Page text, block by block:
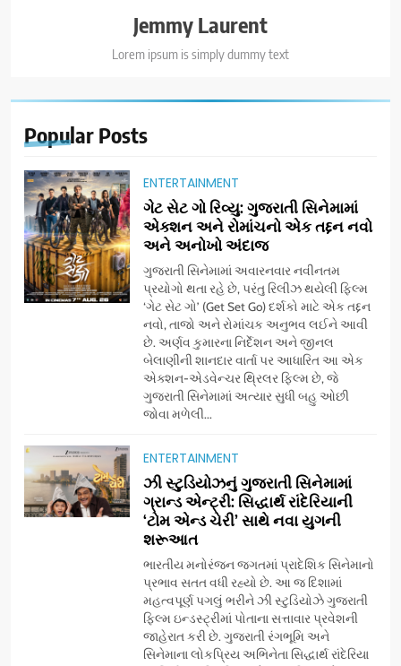
Jemmy Laurent
Lorem ipsum is simply dummy text
Popular Posts
ENTERTAINMENT
ગેટ સેટ ગો રિવ્યુ: ગુજરાતી સિનેમામાં
એક્શન અને રોમાંચનો એક તદ્દન નવો
અને અનોખો અંદાજ
ગુજરાતી સિનેમામાં અવારનવાર નવીનતમ
પ્રયોગો થતા રહે છે, પરંતુ રિલીઝ થયેલી ફિલ્મ
‘ગેટ સેટ ગો’ (Get Set Go) દર્શકો માટે એક તદ્દન
નવો, તાજો અને રોમાંચક અનુભવ લઈને આવી
છે. અર્ણવ કુમારના નિર્દેશન અને જીનલ
બેલાણીની શાનદાર વાર્તા પર આધારિત આ એક
એક્શન-એડવેન્ચર થ્રિલર ફિલ્મ છે, જે
ગુજરાતી સિનેમામાં અત્યાર સુધી બહુ ઓછી
જોવા મળેલી...
ENTERTAINMENT
ઝી સ્ટુડિયોઝનું ગુજરાતી સિનેમામાં
ગ્રાન્ડ એન્ટ્રી: સિદ્ધાર્થ રાંદેરિયાની
‘ટોમ એન્ડ ચેરી’ સાથે નવા યુગની
શરૂઆત
ભારતીય મનોરંજન જગતમાં પ્રાદેશિક સિનેમાનો
પ્રભાવ સતત વધી રહ્યો છે. આ જ દિશામાં
મહત્વપૂર્ણ પગલું ભરીને ઝી સ્ટુડિયોઝે ગુજરાતી
ફિલ્મ ઇન્ડસ્ટ્રીમાં પોતાના સત્તાવાર પ્રવેશની
જાહેરાત કરી છે. ગુજરાતી રંગભૂમિ અને
સિનેમાના લોકપ્રિય અભિનેતા સિદ્ધાર્થ રાંદેરિયા
5
ડો. મિતાલી નાગ (આર્ક ઇવેન્ટ્સ)
દ્વારા કિશોર કુમારની જન્મજયંતિ
નિમિત્તે સંગીતમય શ્રદ્ધાંજલિ
AHMEDABAD
177 દેશો અને 52 લાખ દર્શકો:
ગુજરાતી OTT પ્લેટફોર્મ ‘જોજો’
(JOJO) નો વિશ્વભરમાં દબદબો